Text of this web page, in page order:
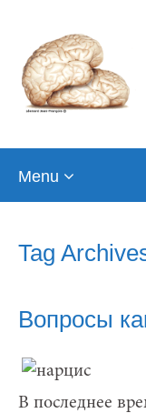
Menu
Tag
Вопросы
В последнее